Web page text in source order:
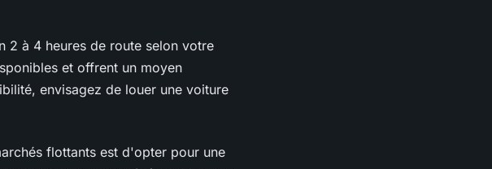
2 à 4 heures de route selon votre
et offrent un moyen
envisagez de louer une voiture
flottants est d'opter pour une